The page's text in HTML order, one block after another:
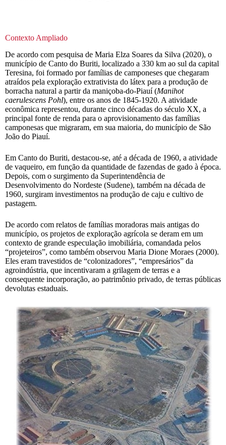
Contexto Ampliado
De acordo com pesquisa de Maria Elza Soares da Silva (2020), o
município de Canto do Buriti, localizado a 330 km ao sul da capital
Teresina, foi formado por famílias de camponeses que chegaram
atraídos pela exploração extrativista do látex para a produção de
borracha natural a partir da maniçoba-do-Piauí (Manihot
caerulescens Pohl), entre os anos de 1845-1920. A atividade
econômica representou, durante cinco décadas do século XX, a
principal fonte de renda para o aprovisionamento das famílias
camponesas que migraram, em sua maioria, do município de São
João do Piauí.
Em Canto do Buriti, destacou-se, até a década de 1960, a atividade
de vaqueiro, em função da quantidade de fazendas de gado à época.
Depois, com o surgimento da Superintendência de
Desenvolvimento do Nordeste (Sudene), também na década de
1960, surgiram investimentos na produção de caju e cultivo de
pastagem.
De acordo com relatos de famílias moradoras mais antigas do
município, os projetos de exploração agrícola se deram em um
contexto de grande especulação imobiliária, comandada pelos
“projeteiros”, como também observou Maria Dione Moraes (2000).
Eles eram travestidos de “colonizadores”, “empresários” da
agroindústria, que incentivaram a grilagem de terras e a
consequente incorporação, ao patrimônio privado, de terras públicas
devolutas estaduais.